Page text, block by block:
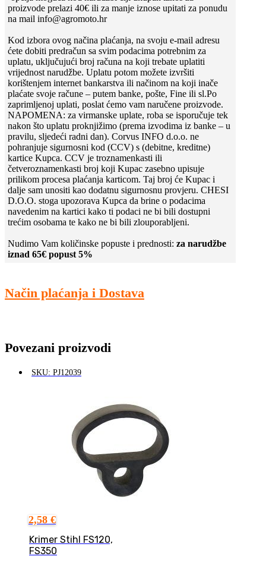
proizvode prelazi 40€ ili za manje iznose upitati za ponudu
na mail info@agromoto.hr
Kod izbora ovog načina plaćanja, na svoju e-mail adresu
ćete dobiti predračun sa svim podacima potrebnim za
uplatu, uključujući broj računa na koji trebate uplatiti
vrijednost narudžbe. Uplatu potom možete izvršiti
korištenjem internet bankarstva ili načinom na koji inače
plaćate svoje račune – putem banke, pošte, Fine ili sl.Po
zaprimljenoj uplati, poslat ćemo vam naručene proizvode.
NAPOMENA: za virmanske uplate, roba se isporučuje tek
nakon što uplatu proknjižimo (prema izvodima iz banke – u
pravilu, sljedeći radni dan). Corvus INFO d.o.o. ne
pohranjuje sigurnosni kod (CCV) s (debitne, kreditne)
kartice Kupca. CCV je troznamenkasti ili
četveroznamenkasti broj koji Kupac zasebno upisuje
prilikom procesa plaćanja karticom. Taj broj će Kupac i
dalje sam unositi kao dodatnu sigurnosnu provjeru. CHESI
D.O.O. stoga upozorava Kupca da brine o podacima
navedenim na kartici kako ti podaci ne bi bili dostupni
trećim osobama te kako ne bi bili zlouporabljeni.
Nudimo Vam količinske popuste i prednosti: za narudžbe
iznad 65€ popust 5%
Način plaćanja i Dostava
Povezani proizvodi
SKU: PJ12039
2,58 €
Krimer Stihl FS120,
FS350